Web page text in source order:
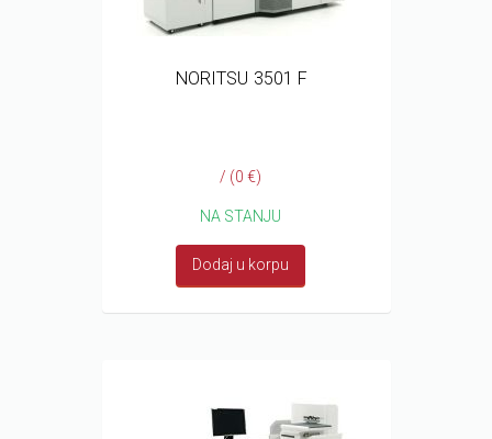
NORITSU 3501 F
/ (0 €)
NA STANJU
Dodaj u korpu